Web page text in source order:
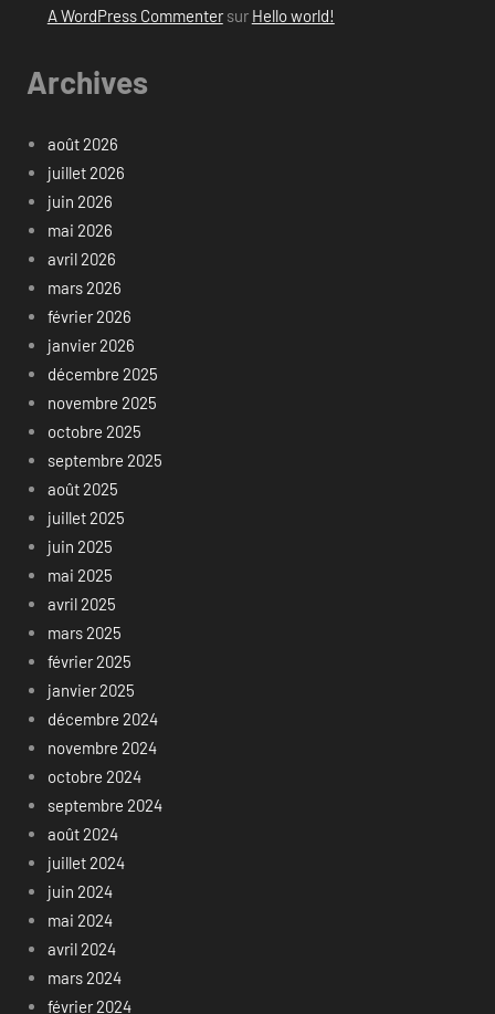
A WordPress Commentersur Hello world!
Archives
août 2026
juillet 2026
juin 2026
mai 2026
avril 2026
mars 2026
février 2026
janvier 2026
décembre 2025
novembre 2025
octobre 2025
septembre 2025
août 2025
juillet 2025
juin 2025
mai 2025
avril 2025
mars 2025
février 2025
janvier 2025
décembre 2024
novembre 2024
octobre 2024
septembre 2024
août 2024
juillet 2024
juin 2024
mai 2024
avril 2024
mars 2024
février 2024